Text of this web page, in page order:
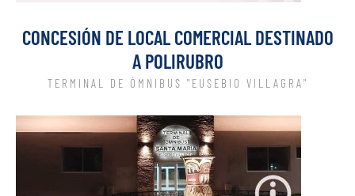
CONCESIÓN DE LOCAL COMERCIAL DESTINADO
A POLIRUBRO
TERMINAL DE ÓMNIBUS "EUSEBIO VILLAGRA"